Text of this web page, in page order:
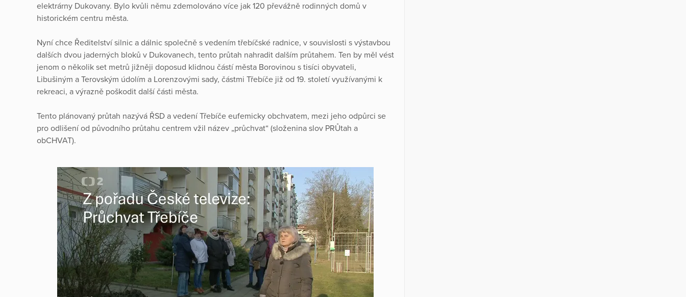
elektrárny Dukovany. Bylo kvůli němu zdemolováno více jak 120 převážně rodinných domů v
historickém centru města.
Nyní chce Ředitelství silnic a dálnic společně s vedením třebíčské radnice, v souvislosti s výstavbou
dalších dvou jaderných bloků v Dukovanech, tento průtah nahradit dalším průtahem. Ten by měl vést
jenom o několik set metrů jižněji doposud klidnou částí města Borovinou s tisíci obyvateli,
Libušiným a Terovským údolím a Lorenzovými sady, částmi Třebíče již od 19. století využívanými k
rekreaci, a výrazně poškodit další části města.
Tento plánovaný průtah nazývá ŘSD a vedení Třebíče eufemicky obchvatem, mezi jeho odpůrci se
pro odlišení od původního průtahu centrem vžil název „průchvat“ (složenina slov PRŮtah a
obCHVAT).